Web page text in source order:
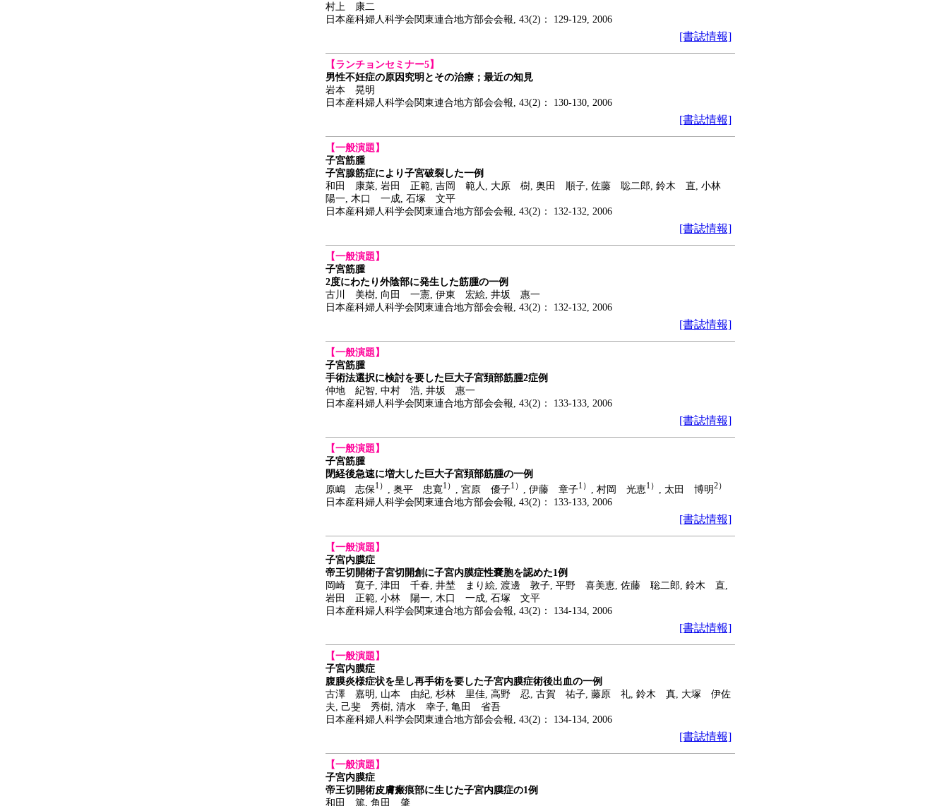
村上 康二
日本産科婦人科学会関東連合地方部会会報, 43(2)： 129-129, 2006
[書誌情報]
【ランチョンセミナー5】
男性不妊症の原因究明とその治療；最近の知見
岩本 晃明
日本産科婦人科学会関東連合地方部会会報, 43(2)： 130-130, 2006
[書誌情報]
【一般演題】
子宮筋腫
子宮腺筋症により子宮破裂した一例
和田 康菜, 岩田 正範, 吉岡 範人, 大原 樹, 奥田 順子, 佐藤 聡二郎, 鈴木 直, 小林
陽一, 木口 一成, 石塚 文平
日本産科婦人科学会関東連合地方部会会報, 43(2)： 132-132, 2006
[書誌情報]
【一般演題】
子宮筋腫
2度にわたり外陰部に発生した筋腫の一例
古川 美樹, 向田 一憲, 伊東 宏絵, 井坂 惠一
日本産科婦人科学会関東連合地方部会会報, 43(2)： 132-132, 2006
[書誌情報]
【一般演題】
子宮筋腫
手術法選択に検討を要した巨大子宮頚部筋腫2症例
仲地 紀智, 中村 浩, 井坂 惠一
日本産科婦人科学会関東連合地方部会会報, 43(2)： 133-133, 2006
[書誌情報]
【一般演題】
子宮筋腫
閉経後急速に増大した巨大子宮頚部筋腫の一例
原嶋 志保1） , 奥平 忠寛1） , 宮原 優子1） , 伊藤 章子1） , 村岡 光恵1） , 太田 博明2）
日本産科婦人科学会関東連合地方部会会報, 43(2)： 133-133, 2006
[書誌情報]
【一般演題】
子宮内膜症
帝王切開術子宮切開創に子宮内膜症性嚢胞を認めた1例
岡崎 寛子, 津田 千春, 井埜 まり絵, 渡邊 敦子, 平野 喜美恵, 佐藤 聡二郎, 鈴木 直,
岩田 正範, 小林 陽一, 木口 一成, 石塚 文平
日本産科婦人科学会関東連合地方部会会報, 43(2)： 134-134, 2006
[書誌情報]
【一般演題】
子宮内膜症
腹膜炎様症状を呈し再手術を要した子宮内膜症術後出血の一例
古澤 嘉明, 山本 由紀, 杉林 里佳, 高野 忍, 古賀 祐子, 藤原 礼, 鈴木 真, 大塚 伊佐
夫, 己斐 秀樹, 清水 幸子, 亀田 省吾
日本産科婦人科学会関東連合地方部会会報, 43(2)： 134-134, 2006
[書誌情報]
【一般演題】
子宮内膜症
帝王切開術皮膚瘢痕部に生じた子宮内膜症の1例
和田 篤, 角田 肇